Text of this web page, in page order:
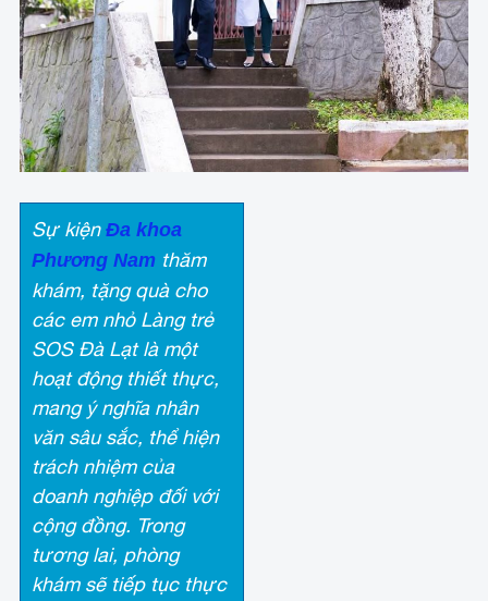
Sự kiệnĐa khoa
Phương Nam thăm
khám, tặng quà cho
các em nhỏ Làng trẻ
SOS Đà Lạt là một
hoạt động thiết thực,
mang ý nghĩa nhân
văn sâu sắc, thể hiện
trách nhiệm của
doanh nghiệp đối với
cộng đồng. Trong
tương lai, phòng
khám sẽ tiếp tục thực